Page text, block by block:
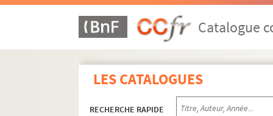
Catalogue
LES CATALOGUES
RECHERCHE RAPIDE